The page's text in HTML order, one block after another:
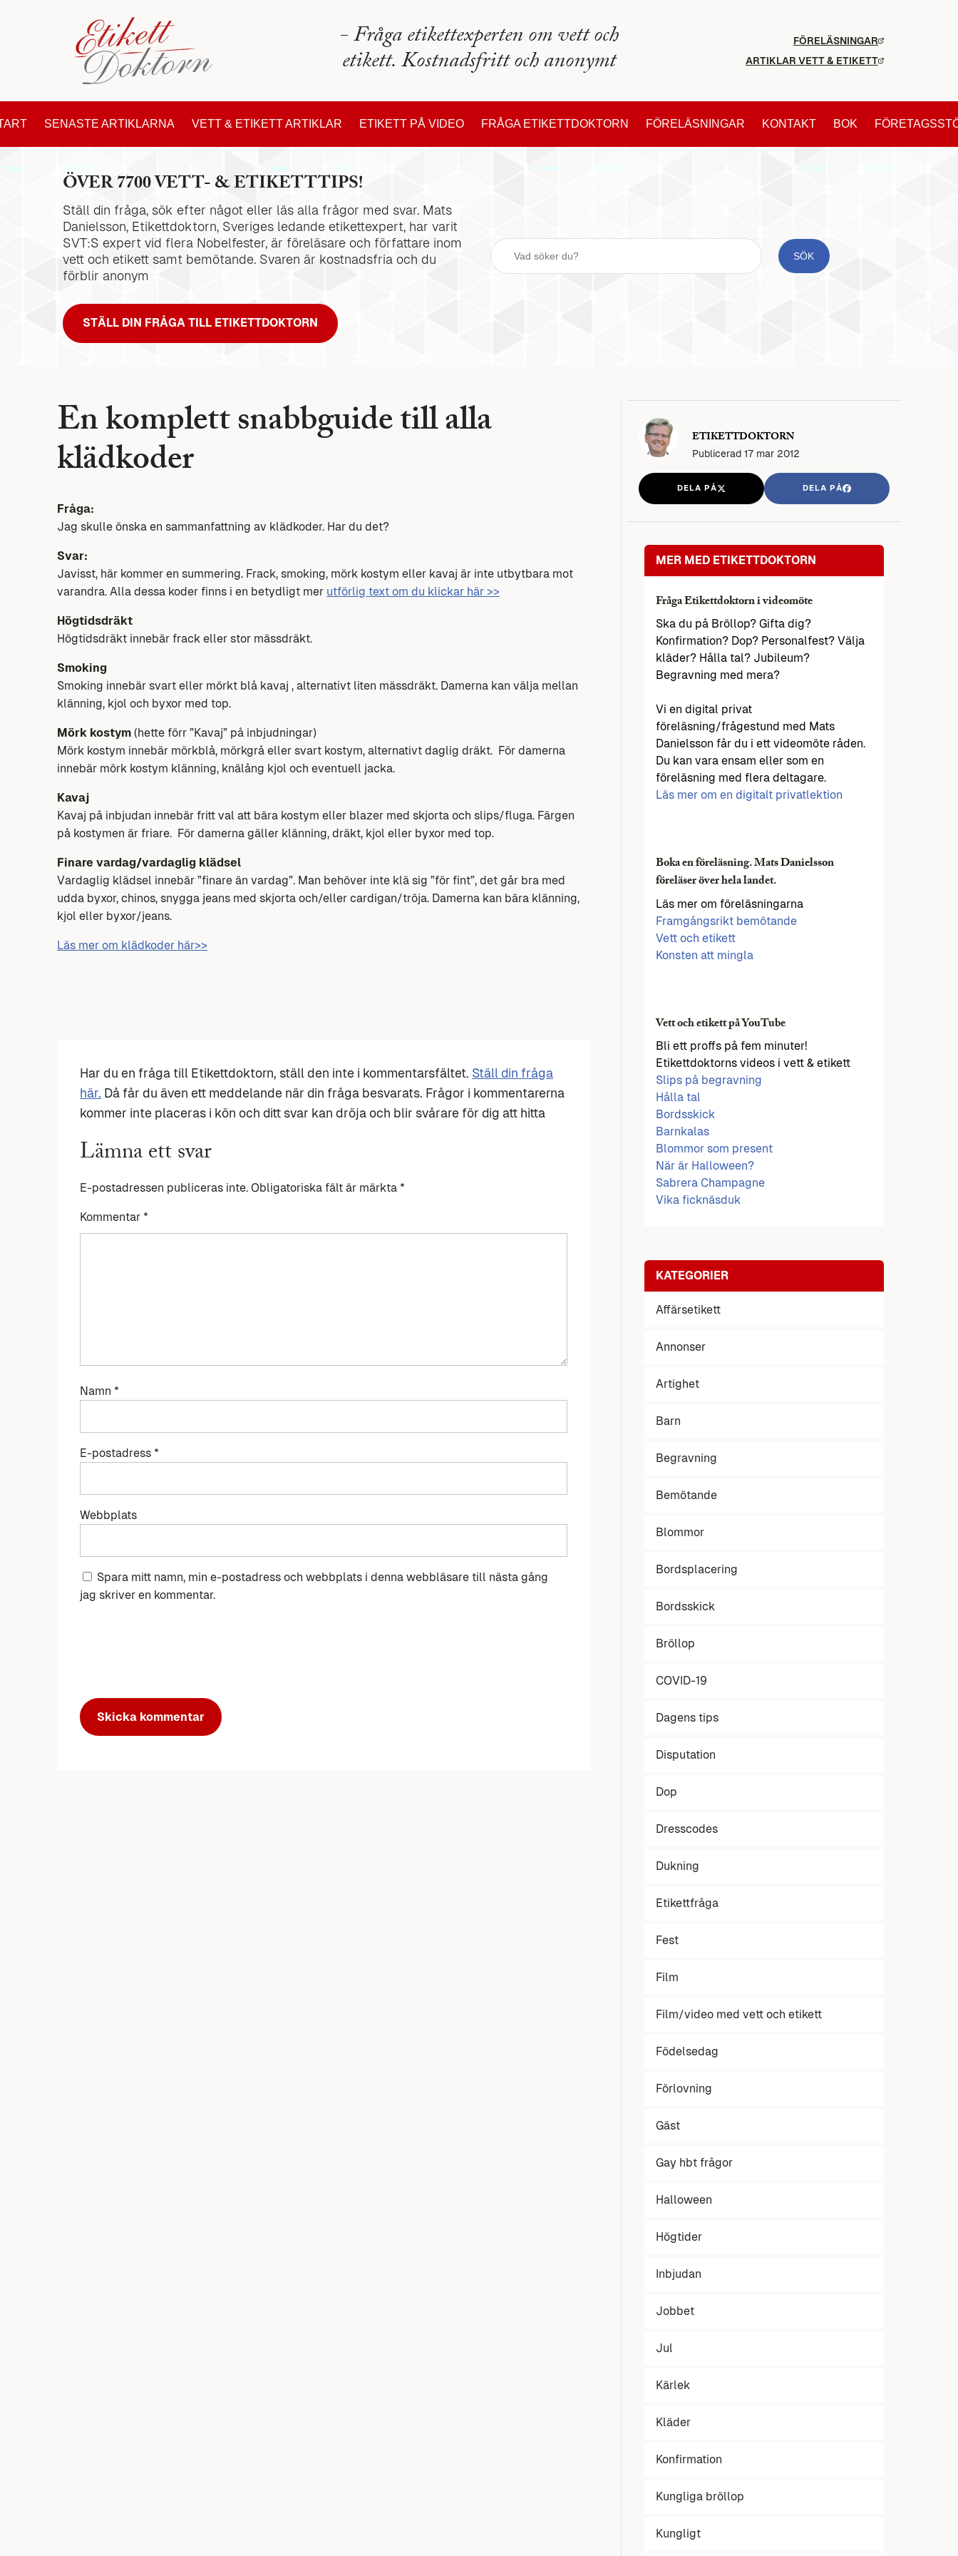
- Fråga etikettexperten om vett och
etikett. Kostnadsfritt och anonymt
FÖRELÄSNINGAR
ARTIKLAR VETT & ETIKETT
SENASTE ARTIKLARNA VETT & ETIKETT ARTIKLAR ETIKETT PÅ VIDEO FRÅGA ETIKETTDOKTORN FÖRELÄSNINGAR KONTAKT BOK
ÖVER 7700 VETT- & ETIKETTTIPS!
Ställ din fråga, sök efter något eller läs alla frågor med svar. Mats
Danielsson, Etikettdoktorn, Sveriges ledande etikettexpert, har varit
SVT:S expert vid flera Nobelfester, är föreläsare och författare inom
vett och etikett samt bemötande. Svaren är kostnadsfria och du
förblir anonym
STÄLL DIN FRÅGA TILL ETIKETTDOKTORN
En komplett snabbguide till alla
klädkoder
Fråga:
Jag skulle önska en sammanfattning av klädkoder. Har du det?
Svar:
Javisst, här kommer en summering. Frack, smoking, mörk kostym eller kavaj är inte utbytbara mot
varandra. Alla dessa koder finns i en betydligt mer utförlig text om du klickar här >>
Högtidsdräkt
Högtidsdräkt innebär frack eller stor mässdräkt.
Smoking
Smoking innebär svart eller mörkt blå kavaj , alternativt liten mässdräkt. Damerna kan välja mellan
klänning, kjol och byxor med top.
Mörk kostym (hette förr ”Kavaj” på inbjudningar)
Mörk kostym innebär mörkblå, mörkgrå eller svart kostym, alternativt daglig dräkt. För damerna
innebär mörk kostym klänning, knälång kjol och eventuell jacka.
Kavaj
Kavaj på inbjudan innebär fritt val att bära kostym eller blazer med skjorta och slips/fluga. Färgen
på kostymen är friare. För damerna gäller klänning, dräkt, kjol eller byxor med top.
Finare vardag/vardaglig klädsel
Vardaglig klädsel innebär ”finare än vardag”. Man behöver inte klä sig ”för fint”, det går bra med
udda byxor, chinos, snygga jeans med skjorta och/eller cardigan/tröja. Damerna kan bära klänning,
kjol eller byxor/jeans.
Läs mer om klädkoder här>>
Har du en fråga till Etikettdoktorn, ställ den inte i kommentarsfältet. Ställ din fråga
här. Då får du även ett meddelande när din fråga besvarats. Frågor i kommentarerna
kommer inte placeras i kön och ditt svar kan dröja och blir svårare för dig att hitta
Lämna ett svar
E-postadressen publiceras inte. Obligatoriska fält är märkta *
Kommentar *
Namn *
E-postadress *
Webbplats
Spara mitt namn, min e-postadress och webbplats i denna webbläsare till nästa gång
jag skriver en kommentar.
ETIKETTDOKTORN
Publicerad 17 mar 2012
DELA PÅ DELA PÅ
MER MED ETIKETTDOKTORN
Fråga Etikettdoktorn i videomöte
Ska du på Bröllop? Gifta dig?
Konfirmation? Dop? Personalfest? Välja
kläder? Hålla tal? Jubileum?
Begravning med mera?
Vi en digital privat
föreläsning/frågestund med Mats
Danielsson får du i ett videomöte råden.
Du kan vara ensam eller som en
föreläsning med flera deltagare.
Läs mer om en digitalt privatlektion
Boka en föreläsning. Mats Danielsson
föreläser över hela landet.
Läs mer om föreläsningarna
Framgångsrikt bemötande
Vett och etikett
Konsten att mingla
Vett och etikett på YouTube
Bli ett proffs på fem minuter!
Etikettdoktorns videos i vett & etikett
Slips på begravning
Hålla tal
Bordsskick
Barnkalas
Blommor som present
När är Halloween?
Sabrera Champagne
Vika ficknäsduk
KATEGORIER
Affärsetikett
Annonser
Artighet
Barn
Begravning
Bemötande
Blommor
Bordsplacering
Bordsskick
Bröllop
COVID-19
Dagens tips
Disputation
Dop
Dresscodes
Dukning
Etikettfråga
Fest
Film
Film/video med vett och etikett
Födelsedag
Förlovning
Gäst
Gay hbt frågor
Halloween
Högtider
Inbjudan
Jobbet
Jul
Kärlek
Kläder
Konfirmation
Kungliga bröllop
Kungligt